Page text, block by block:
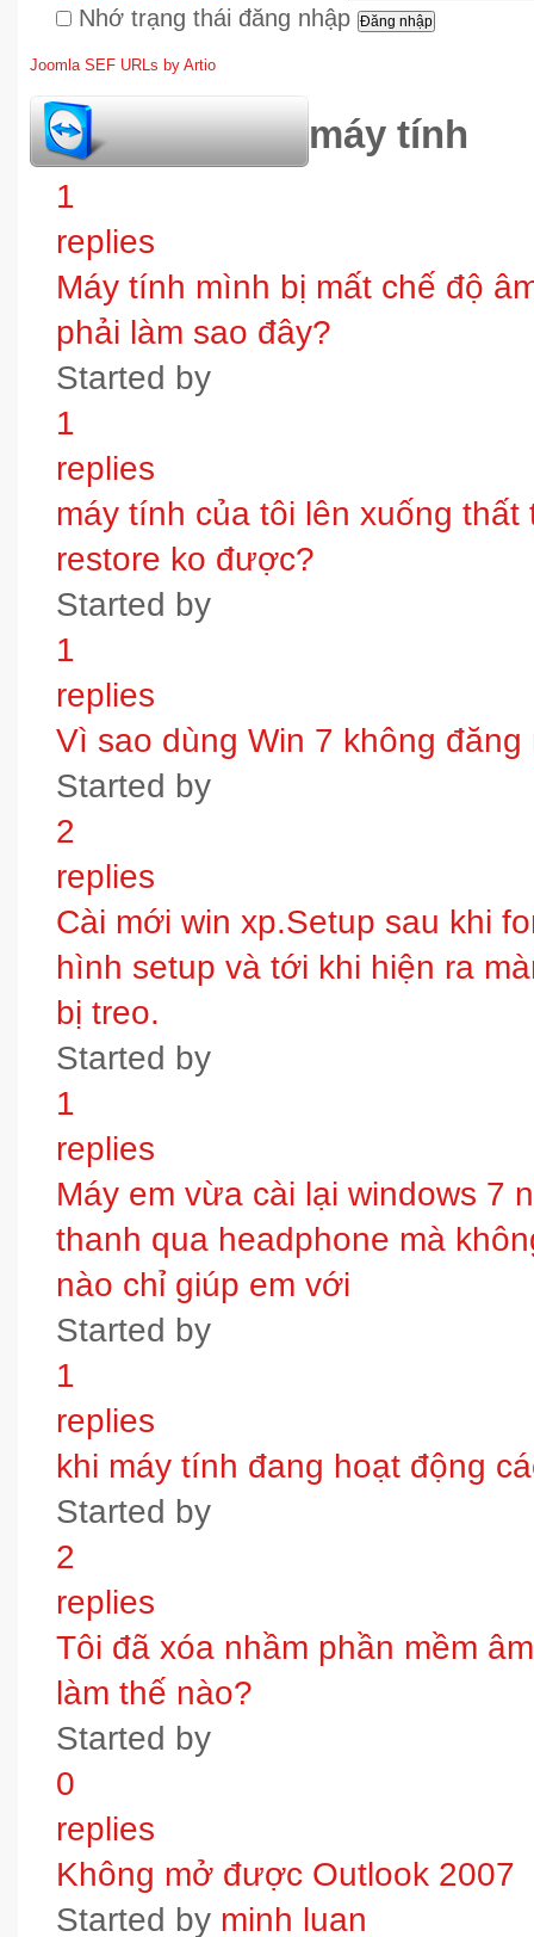
Nhớ trạng thái đăng nhập
Joomla SEF URLs by Artio
hỏi đáp bảo trì máy tính
1
replies
Máy tính mình bị mất chế độ
phải làm sao đây?
Started by
1
replies
máy tính của tôi lên xuống
restore ko được?
Started by
1
replies
Vì sao dùng Win 7 không
Started by
2
replies
Cài mới win xp.Setup sau khi
hình setup và tới khi hiện ra
bị treo.
Started by
1
replies
Máy em vừa cài lại windows 7
thanh qua headphone mà
nào chỉ giúp em với
Started by
1
replies
khi máy tính đang hoạt động
Started by
2
replies
Tôi đã xóa nhầm phần mềm
làm thế nào?
Started by
0
replies
Không mở được Outlook 2007
Started by minh luan